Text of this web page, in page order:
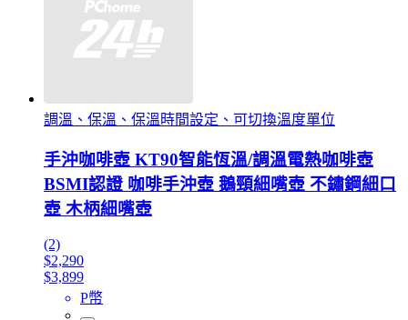
調溫、保溫、保溫時間設定、可切換溫度單位
手沖咖啡壺 KT90智能恆溫/調溫電熱咖啡壺
BSMI認證 咖啡手沖壺 鵝頸細嘴壺 不鏽鋼細口
壺 木柄細嘴壺
(2)
$2,290
$3,899
P幣